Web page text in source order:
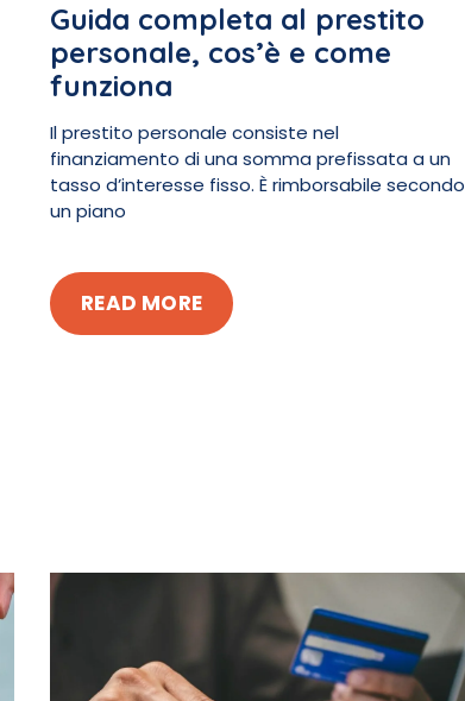
Guida completa al prestito
personale, cos’è e come
funziona
Il prestito personale consiste nel
finanziamento di una somma prefissata a un
tasso d’interesse fisso. È rimborsabile secondo
un piano
READ MORE